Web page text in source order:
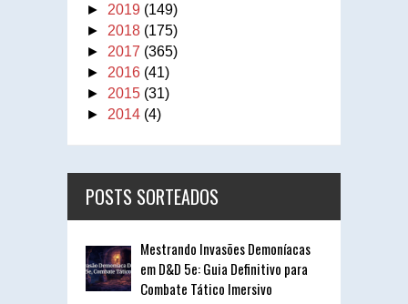
► 2019 (149)
► 2018 (175)
► 2017 (365)
► 2016 (41)
► 2015 (31)
► 2014 (4)
POSTS SORTEADOS
Mestrando Invasões Demoníacas
em D&D 5e: Guia Definitivo para
Combate Tático Imersivo